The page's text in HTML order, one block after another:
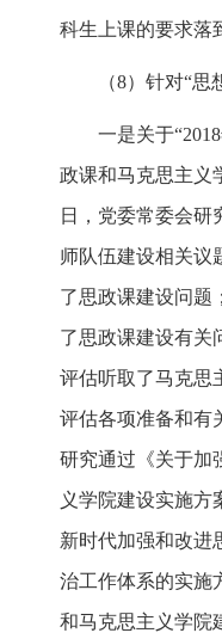
科生上课的要求落
（8）针对“
一是关于
政课和马克思主义
日，党委常委会研
师队伍建设相关议
了思政课建设问题
了思政课建设有关
评估听取了马克思
评估各项准备和有
研究通过《关于加
义学院建设实施方
新时代加强和改进
治工作体系的实施
和马克思主义学院